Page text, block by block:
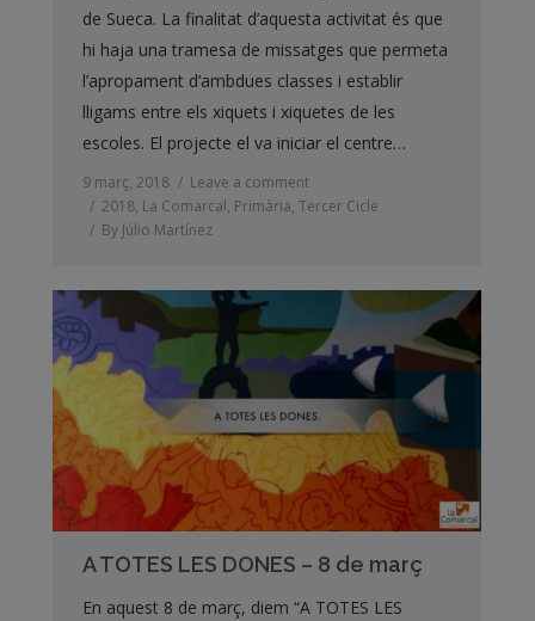
de Sueca. La finalitat d’aquesta activitat és que
hi haja una tramesa de missatges que permeta
l’apropament d’ambdues classes i establir
lligams entre els xiquets i xiquetes de les
escoles. El projecte el va iniciar el centre…
9 març, 2018
Leave a comment
2018, La Comarcal, Primària, Tercer Cicle
By Júlio Martínez
A TOTES LES DONES – 8 de març
En aquest 8 de març, diem “A TOTES LES